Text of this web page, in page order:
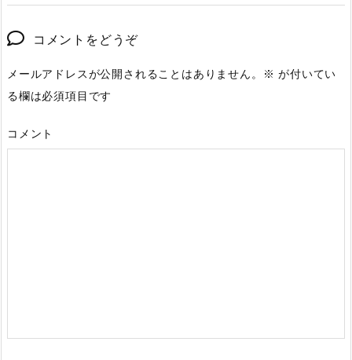
コメントをどうぞ
メールアドレスが公開されることはありません。 ※ が付いてい
る欄は必須項目です
コメント